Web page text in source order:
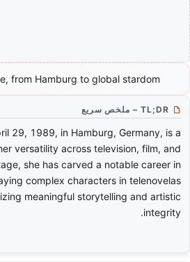
from Hamburg to global stardom.
TL;DR – ملخص سريع
29, 1989, in Hamburg, Germany, is a
versatility across television, film, and
she has carved a notable career in
complex characters in telenovelas
meaningful storytelling and artistic
integrity.